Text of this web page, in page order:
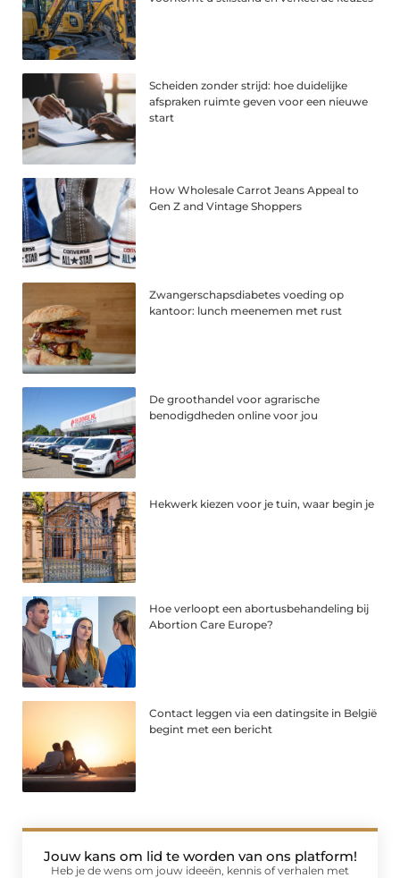
Scheiden zonder strijd: hoe duidelijke
afspraken ruimte geven voor een nieuwe
start
How Wholesale Carrot Jeans Appeal to
Gen Z and Vintage Shoppers
Zwangerschapsdiabetes voeding op
kantoor: lunch meenemen met rust
De groothandel voor agrarische
benodigdheden online voor jou
Hekwerk kiezen voor je tuin, waar begin je
Hoe verloopt een abortusbehandeling bij
Abortion Care Europe?
Contact leggen via een datingsite in België
begint met een bericht
Jouw kans om lid te worden van ons platform!
Heb je de wens om jouw ideeën, kennis of verhalen met